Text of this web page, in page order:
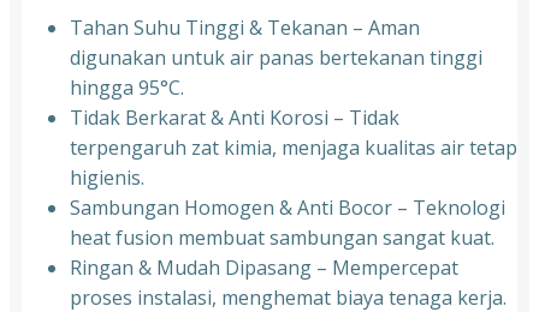
Tahan Suhu Tinggi & Tekanan – Aman
digunakan untuk air panas bertekanan tinggi
hingga 95°C.
⁠Tidak Berkarat & Anti Korosi – Tidak
terpengaruh zat kimia, menjaga kualitas air tetap
higienis.
⁠Sambungan Homogen & Anti Bocor – Teknologi
heat fusion membuat sambungan sangat kuat.
⁠Ringan & Mudah Dipasang – Mempercepat
proses instalasi, menghemat biaya tenaga kerja.